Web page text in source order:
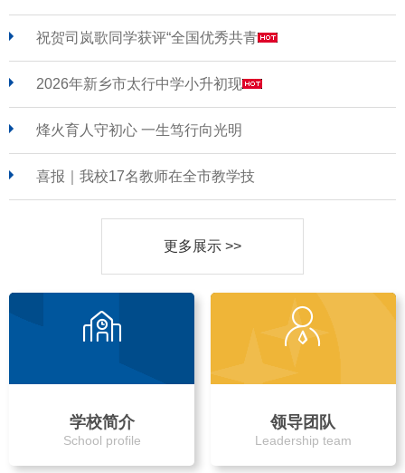
祝贺司岚歌同学获评“全国优秀共青
2026年新乡市太行中学小升初现
烽火育人守初心 一生笃行向光明
喜报｜我校17名教师在全市教学技
更多展示 >>
学校简介
School profile
领导团队
Leadership team